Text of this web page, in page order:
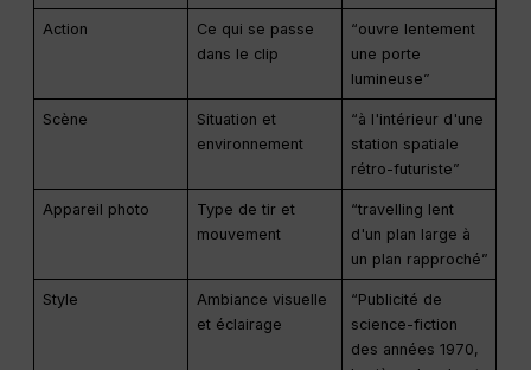
Action
Ce qui se passe
dans le clip
“ouvre lentement
une porte
lumineuse”
Scène
Situation et
environnement
“à l'intérieur d'une
station spatiale
rétro-futuriste”
Appareil photo
Type de tir et
mouvement
“travelling lent
d'un plan large à
un plan rapproché”
Style
Ambiance visuelle
et éclairage
“Publicité de
science-fiction
des années 1970,